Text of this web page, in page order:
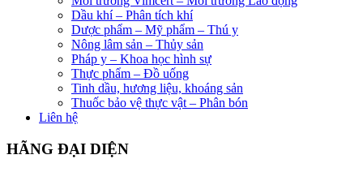
Dầu khí – Phân tích khí
Dược phẩm – Mỹ phẩm – Thú y
Nông lâm sản – Thủy sản
Pháp y – Khoa học hình sự
Thực phẩm – Đồ uống
Tinh dầu, hương liệu, khoáng sản
Thuốc bảo vệ thực vật – Phân bón
Liên hệ
HÃNG ĐẠI DIỆN